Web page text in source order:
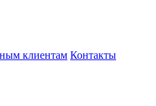
клиентам Контакты